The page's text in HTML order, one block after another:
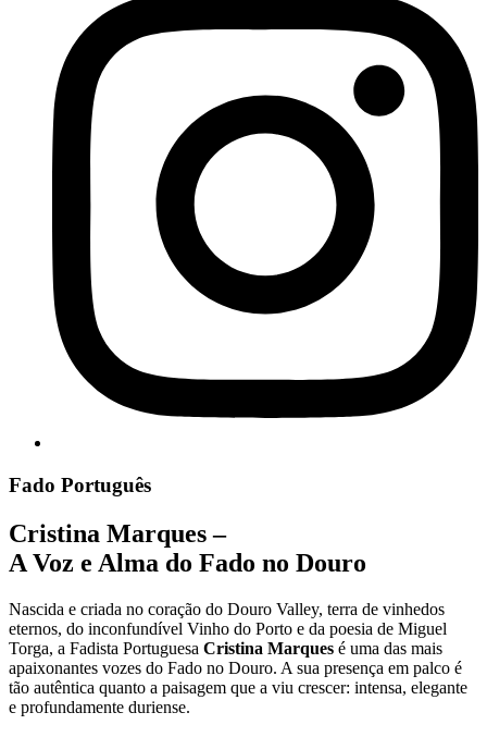
Fado Português
Cristina Marques –
A Voz e Alma do Fado no Douro
Nascida e criada no coração do Douro Valley, terra de vinhedos
eternos, do inconfundível Vinho do Porto e da poesia de Miguel
Torga, a Fadista Portuguesa Cristina Marques é uma das mais
apaixonantes vozes do Fado no Douro. A sua presença em palco é
tão autêntica quanto a paisagem que a viu crescer: intensa, elegante
e profundamente duriense.